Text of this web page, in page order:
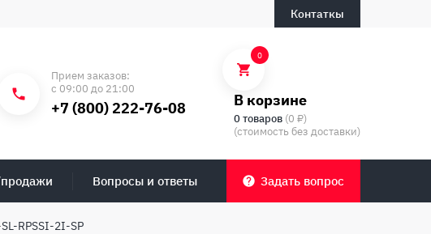
Контаткы
Прием заказов:
с 09:00 до 21:00
+7 (800) 222-76-08
0
В корзине
0 товаров (0 ₽)
(стоимость без доставки)
Вопросы и ответы Задать вопрос
RPSSI-2I-SP